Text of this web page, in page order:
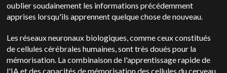
oublier soudainement les informations précédemment
apprises lorsqu'ils apprennent quelque chose de nouveau.
Les réseaux neuronaux biologiques, comme ceux constitués
de cellules cérébrales humaines, sont très doués pour la
mémorisation. La combinaison de l'apprentissage rapide de
l'IA et des capacités de mémorisation des cellules du cerveau